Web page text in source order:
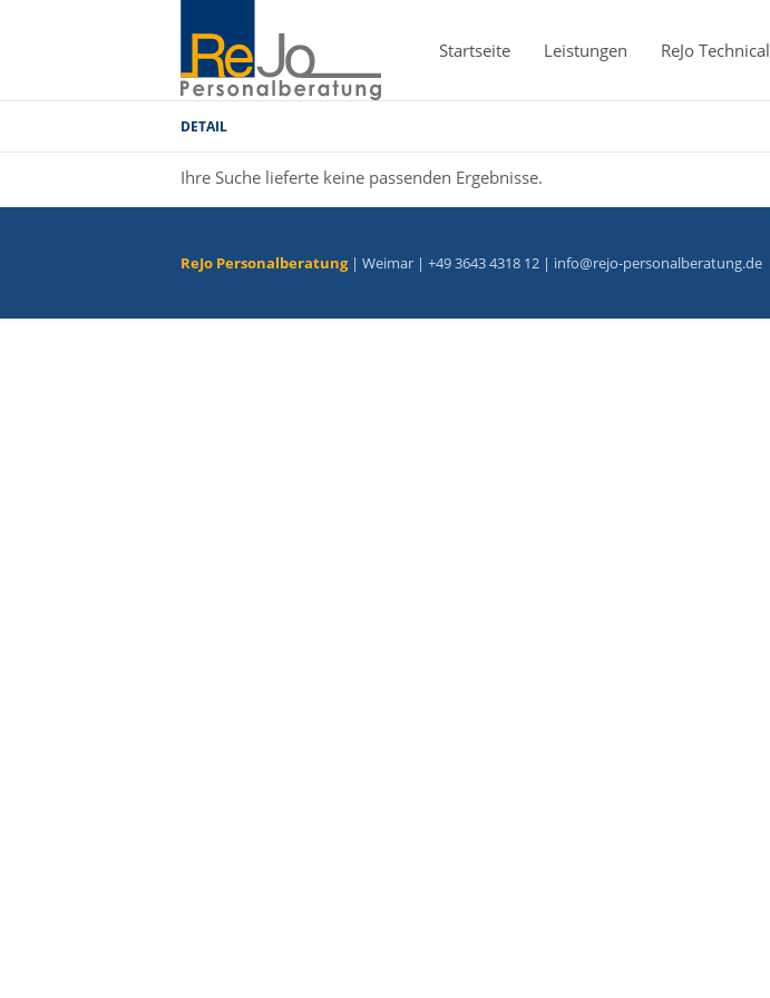
Startseite Leistungen ReJo Technical
DETAIL
Ihre Suche lieferte keine passenden Ergebnisse.
ReJo Personalberatung| Weimar | +49 3643 4318 12 | info@rejo-personalberatung.de